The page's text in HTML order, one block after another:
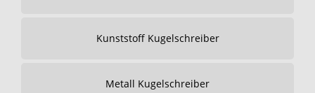
Kunststoff Kugelschreiber
Metall Kugelschreiber